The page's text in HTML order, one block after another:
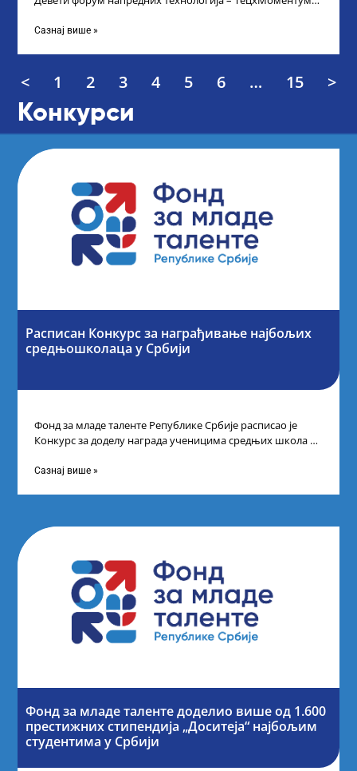
Сазнај више »
< 1 2 3 4 5 6 … 15 >
Конкурси
Расписан Конкурс за награђивање најбољих
средњошколаца у Србији
Фонд за младе таленте Републике Србије расписао је
Конкурс за доделу награда ученицима средњих школа за
Сазнај више »
Фонд за младе таленте доделио више од 1.600
престижних стипендија „Доситеја“ најбољим
студентима у Србији